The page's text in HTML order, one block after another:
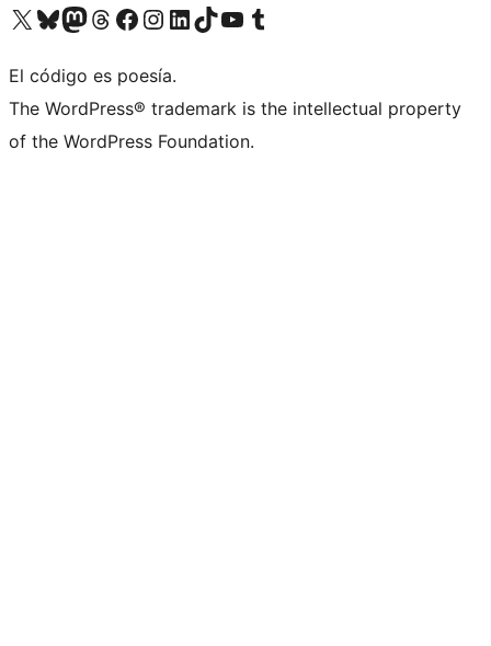
Visita nuestra cuenta de X (anteriormente Twitter)
Visita nuestra cuenta de Bluesky
Visita nuestra cuenta de Mastodon
Visita nuestra cuenta de Threads
Visita nuestra página de Facebook
Visita nuestra cuenta de Instagram
Visita nuestra cuenta de LinkedIn
Visita nuestra cuenta de TikTok
Visita nuestro canal de YouTube
Visita nuestra cuenta de Tumblr
El código es poesía.
The WordPress® trademark is the intellectual property
of the WordPress Foundation.